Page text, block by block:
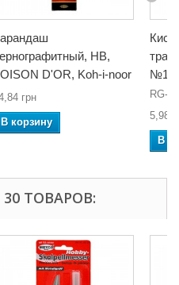
HB,
D'OR, Koh-i-noor
грн
В корзину
№1,
RG-
5,98
В
ТОВАРОВ: